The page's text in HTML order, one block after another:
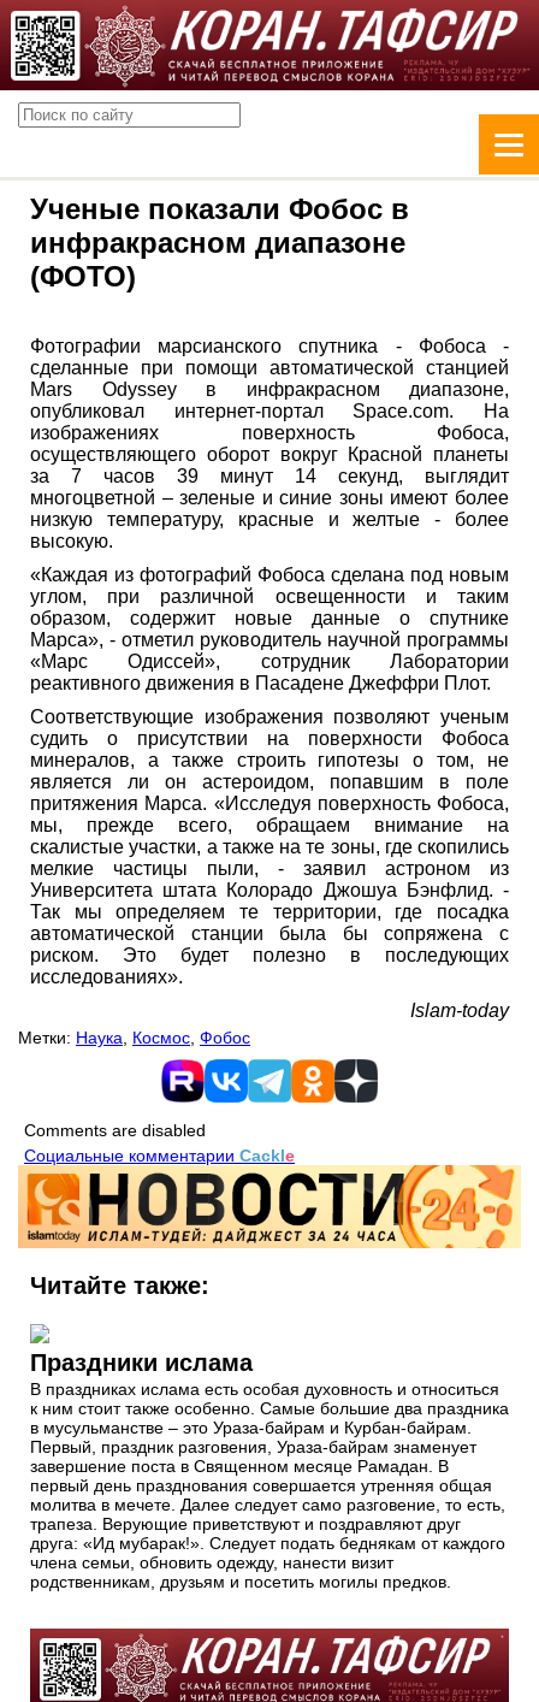
Ученые показали Фобос в
инфракрасном диапазоне
(ФОТО)
Фотографии марсианского спутника - Фобоса -
сделанные при помощи автоматической станцией
Mars Odyssey в инфракрасном диапазоне,
опубликовал интернет-портал Space.com. На
изображениях поверхность Фобоса,
осуществляющего оборот вокруг Красной планеты
за 7 часов 39 минут 14 секунд, выглядит
многоцветной – зеленые и синие зоны имеют более
низкую температуру, красные и желтые - более
высокую.
«Каждая из фотографий Фобоса сделана под новым
углом, при различной освещенности и таким
образом, содержит новые данные о спутнике
Марса», - отметил руководитель научной программы
«Марс Одиссей», сотрудник Лаборатории
реактивного движения в Пасадене Джеффри Плот.
Соответствующие изображения позволяют ученым
судить о присутствии на поверхности Фобоса
минералов, а также строить гипотезы о том, не
является ли он астероидом, попавшим в поле
притяжения Марса. «Исследуя поверхность Фобоса,
мы, прежде всего, обращаем внимание на
скалистые участки, а также на те зоны, где скопились
мелкие частицы пыли, - заявил астроном из
Университета штата Колорадо Джошуа Бэнфлид. -
Так мы определяем те территории, где посадка
автоматической станции была бы сопряжена с
риском. Это будет полезно в последующих
исследованиях».
Islam-today
Метки: Наука Космос Фобос
Comments are disabled
Социальные комментарии Cackle
Читайте также:
Праздники ислама
В праздниках ислама есть особая духовность и относиться
к ним стоит также особенно. Самые большие два праздника
в мусульманстве – это Ураза-байрам и Курбан-байрам.
Первый, праздник разговения, Ураза-байрам знаменует
завершение поста в Священном месяце Рамадан. В
первый день празднования совершается утренняя общая
молитва в мечете. Далее следует само разговение, то есть,
трапеза. Верующие приветствуют и поздравляют друг
друга: «Ид мубарак!». Следует подать беднякам от каждого
члена семьи, обновить одежду, нанести визит
родственникам, друзьям и посетить могилы предков.